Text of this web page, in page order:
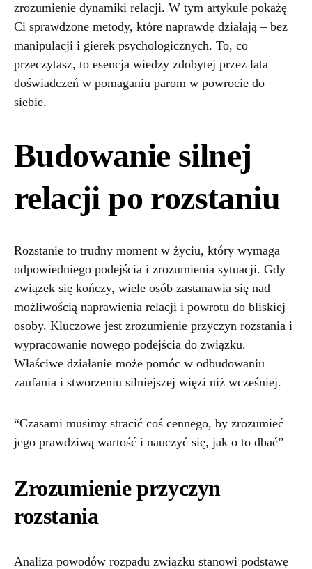
zrozumienie dynamiki relacji. W tym artykule pokażę
Ci sprawdzone metody, które naprawdę działają – bez
manipulacji i gierek psychologicznych. To, co
przeczytasz, to esencja wiedzy zdobytej przez lata
doświadczeń w pomaganiu parom w powrocie do
siebie.
Budowanie silnej
relacji po rozstaniu
Rozstanie to trudny moment w życiu, który wymaga
odpowiedniego podejścia i zrozumienia sytuacji. Gdy
związek się kończy, wiele osób zastanawia się nad
możliwością naprawienia relacji i powrotu do bliskiej
osoby. Kluczowe jest zrozumienie przyczyn rozstania i
wypracowanie nowego podejścia do związku.
Właściwe działanie może pomóc w odbudowaniu
zaufania i stworzeniu silniejszej więzi niż wcześniej.
“Czasami musimy stracić coś cennego, by zrozumieć
jego prawdziwą wartość i nauczyć się, jak o to dbać”
Zrozumienie przyczyn
rozstania
Analiza powodów rozpadu związku stanowi podstawę